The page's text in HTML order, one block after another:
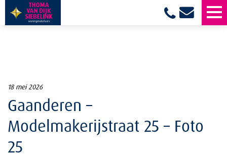
18 mei 2026
Gaanderen –
Modelmakerijstraat 25 – Foto
25